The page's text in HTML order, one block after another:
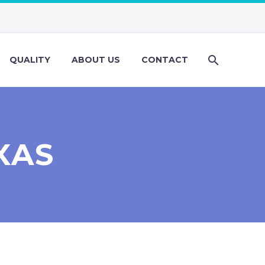
QUALITY ABOUT US CONTACT